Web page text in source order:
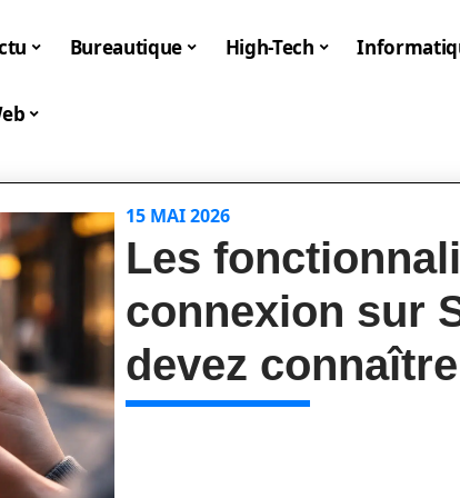
Bureautique High-Tech
15 MAI 2026
Les
connexion sur
devez connaître